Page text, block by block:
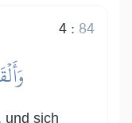
4: 84
und sich